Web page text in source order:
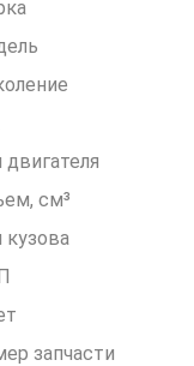
двигателя
см³
кузова
запчасти